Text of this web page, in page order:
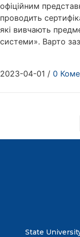
офіційним
проводить
які вивчають
системи». Варто
2023-04-01 / 0
State